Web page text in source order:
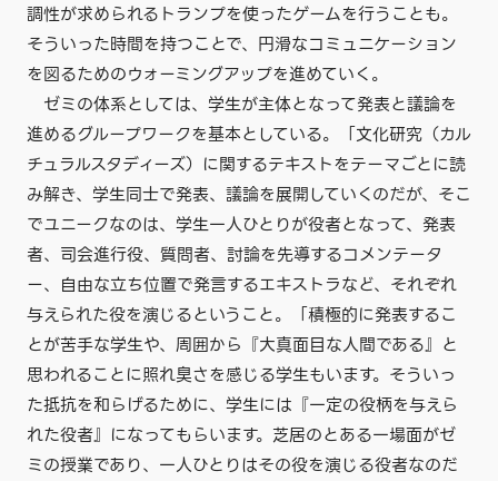
調性が求められるトランプを使ったゲームを行うことも。
そういった時間を持つことで、円滑なコミュニケーション
を図るためのウォーミングアップを進めていく。
ゼミの体系としては、学生が主体となって発表と議論を
進めるグループワークを基本としている。「文化研究（カル
チュラルスタディーズ）に関するテキストをテーマごとに読
み解き、学生同士で発表、議論を展開していくのだが、そこ
でユニークなのは、学生一人ひとりが役者となって、発表
者、司会進行役、質問者、討論を先導するコメンテータ
ー、自由な立ち位置で発言するエキストラなど、それぞれ
与えられた役を演じるということ。「積極的に発表するこ
とが苦手な学生や、周囲から『大真面目な人間である』と
思われることに照れ臭さを感じる学生もいます。そういっ
た抵抗を和らげるために、学生には『一定の役柄を与えら
れた役者』になってもらいます。芝居のとある一場面がゼ
ミの授業であり、一人ひとりはその役を演じる役者なのだ